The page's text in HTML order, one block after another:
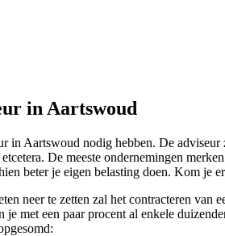
in Aartswoud
Aartswoud nodig hebben. De
De meeste ondernemingen
beter je eigen belasting doen. Kom je
neer te zetten zal het contracteren
met een paar procent al enkele